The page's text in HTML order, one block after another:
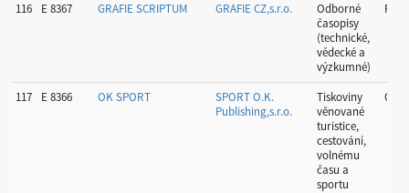
116 E 8367 GRAFIE SCRIPTUM GRAFIE CZ,s.r.o.
Odborné
časopisy
(technické,
vědecké a
výzkumné)
117 E 8366 OK SPORT
SPORT O.K.
Publishing,s.r.o.
Tiskoviny
věnované
turistice,
cestování,
volnému
času a
sportu